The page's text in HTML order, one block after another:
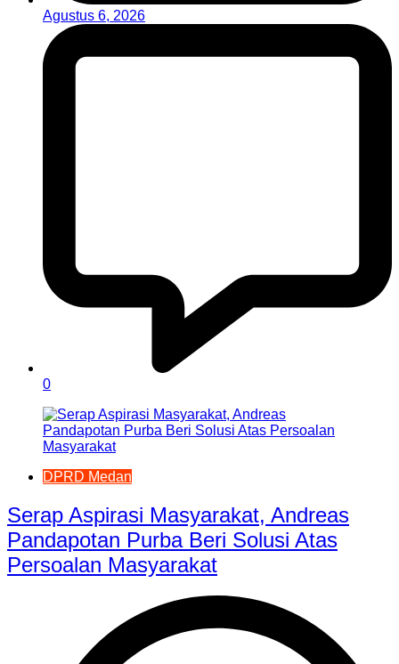
Agustus 6, 2026
0
DPRD Medan
Serap Aspirasi Masyarakat, Andreas
Pandapotan Purba Beri Solusi Atas
Persoalan Masyarakat